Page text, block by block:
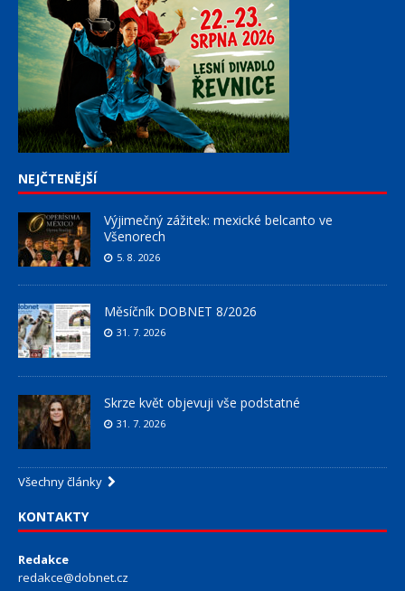
NEJČTENĚJŠÍ
Výjimečný zážitek: mexické belcanto ve
Všenorech
5. 8. 2026
Měsíčník DOBNET 8/2026
31. 7. 2026
Skrze květ objevuji vše podstatné
31. 7. 2026
Všechny články
KONTAKTY
Redakce
redakce@dobnet.cz